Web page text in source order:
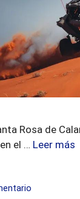
Rosa de
el … Leer más